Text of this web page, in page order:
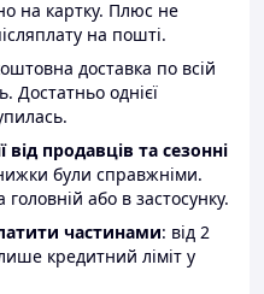
на картку. Плюс не
на пошті.
доставка по всій
Достатньо однієї
від продавців та сезонні
були справжніми.
або в застосунку.
частинами: від 2
кредитний ліміт у